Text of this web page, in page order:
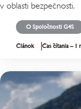
v oblasti bezpečnosti.
O Spoločnosti G4S
Článok Čas čítania – 1